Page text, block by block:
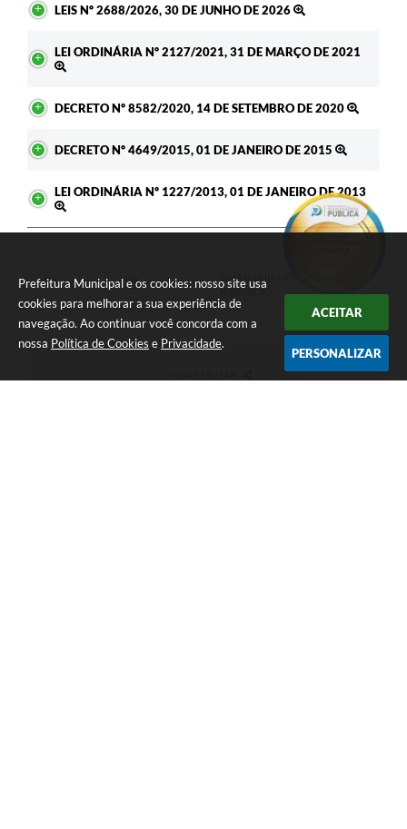
Prefeitura Municipal e os cookies: nosso site usa
cookies para melhorar a sua experiência de
navegação. Ao continuar você concorda com a
nossa Política de Cookies e Privacidade.
ACEITAR
PERSONALIZAR
LEIS Nº 2688/2026, 30 DE JUNHO DE 2026
LEI ORDINÁRIA Nº 2127/2021, 31 DE MARÇO DE 2021
DECRETO Nº 8582/2020, 14 DE SETEMBRO DE 2020
DECRETO Nº 4649/2015, 01 DE JANEIRO DE 2015
LEI ORDINÁRIA Nº 1227/2013, 01 DE JANEIRO DE 2013
GOSTEI NÃO GOSTEI
Seja o primeiro a curtir esta
legislação.